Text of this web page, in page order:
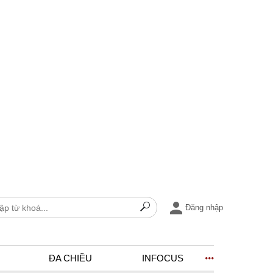
Đăng nhập
ĐA CHIỀU INFOCUS